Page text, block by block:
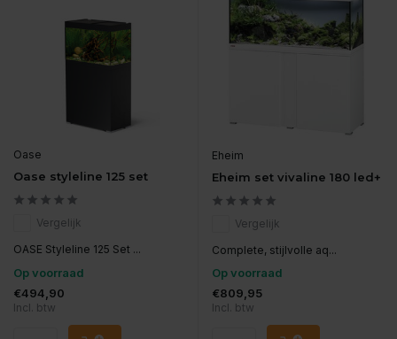
Oase
Oase styleline 125 set
Vergelijk
OASE Styleline 125 Set ...
Op voorraad
€494,90
Incl. btw
Eheim
Eheim set vivaline 180 led+
Vergelijk
Complete, stijlvolle aq...
Op voorraad
€809,95
Incl. btw